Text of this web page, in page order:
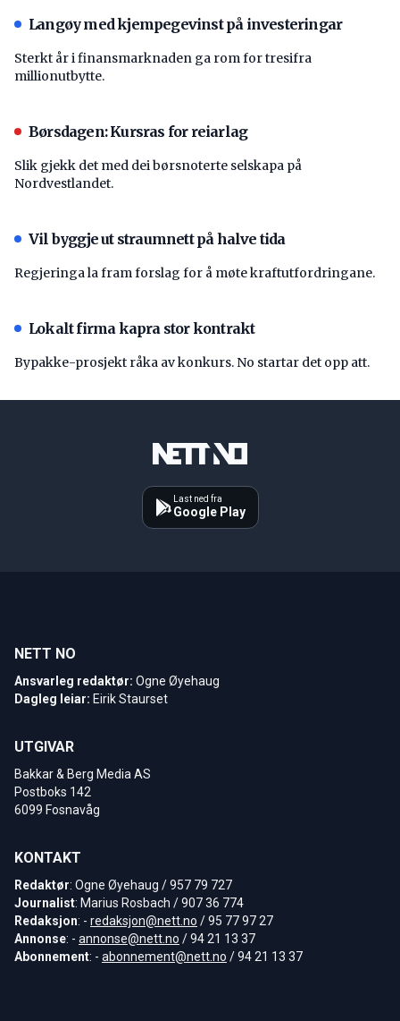
Langøy med kjempegevinst på investeringar
Sterkt år i finansmarknaden ga rom for tresifra
millionutbytte.
Børsdagen: Kursras for reiarlag
Slik gjekk det med dei børsnoterte selskapa på
Nordvestlandet.
Vil byggje ut straumnett på halve tida
Regjeringa la fram forslag for å møte kraftutfordringane.
Lokalt firma kapra stor kontrakt
Bypakke-prosjekt råka av konkurs. No startar det opp att.
Last ned fra
Google Play
NETT NO
Ansvarleg redaktør: Ogne Øyehaug
Dagleg leiar: Eirik Staurset
UTGIVAR
Bakkar & Berg Media AS
Postboks 142
6099 Fosnavåg
KONTAKT
Redaktør: Ogne Øyehaug / 957 79 727
Journalist: Marius Rosbach / 907 36 774
Redaksjon: - redaksjon@nett.no / 95 77 97 27
Annonse: - annonse@nett.no / 94 21 13 37
Abonnement: - abonnement@nett.no / 94 21 13 37